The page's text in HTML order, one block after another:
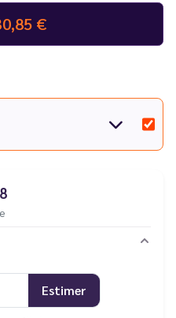
cigarette électronique ?
pannes.
€
Estimer